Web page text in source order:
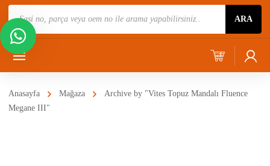
Ara
ARA
Anasayfa Mağaza
Archive by "Vites Topuz Mandalı Fluence
Megane III"